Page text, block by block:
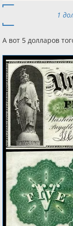
1
А вот 5 долларов